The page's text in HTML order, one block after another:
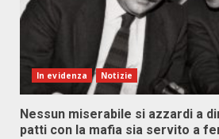
In evidenza Notizie
Nessun miserabile si azzardi a
patti con la mafia sia servito a